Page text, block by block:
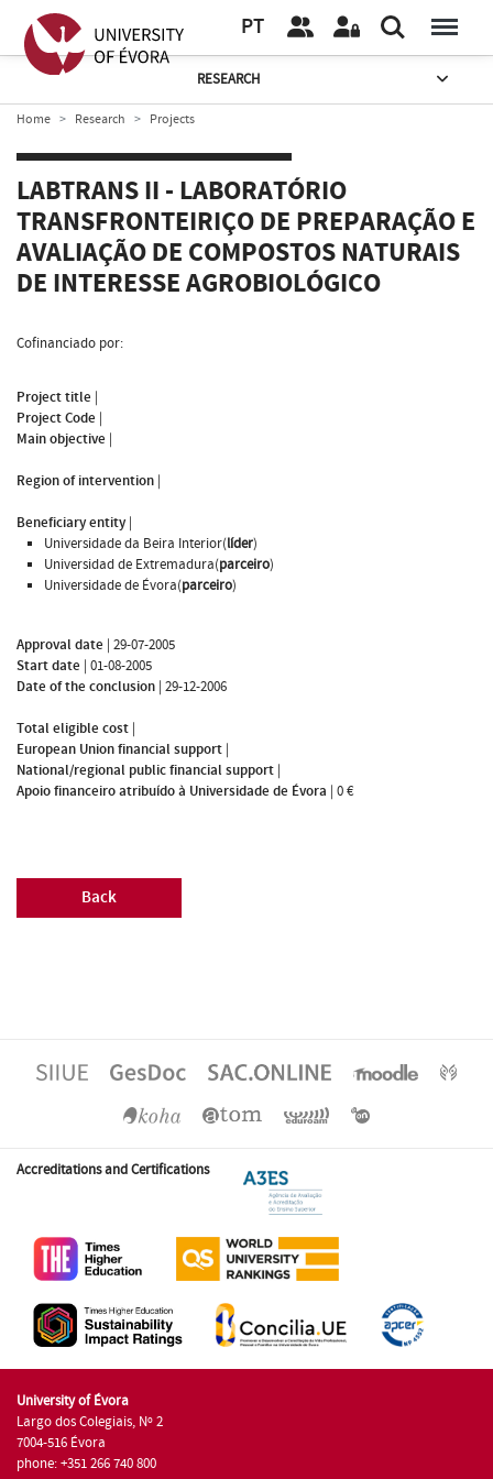
PT
RESEARCH
Home Research Projects
LABTRANS II - LABORATÓRIO
TRANSFRONTEIRIÇO DE PREPARAÇÃO E
AVALIAÇÃO DE COMPOSTOS NATURAIS
DE INTERESSE AGROBIOLÓGICO
Cofinanciado por:
Project title |
Project Code |
Main objective |
Region of intervention |
Beneficiary entity|
Universidade da Beira Interior(líder)
Universidad de Extremadura(parceiro)
Universidade de Évora(parceiro)
Approval date | 29-07-2005
Start date | 01-08-2005
Date of the conclusion | 29-12-2006
Total eligible cost |
European Union financial support |
National/regional public financial support |
Apoio financeiro atribuído à Universidade de Évora | 0 €
Back
Accreditations and Certifications
University of Évora
Largo dos Colegiais, Nº 2
7004-516 Évora
phone: +351 266 740 800